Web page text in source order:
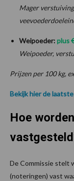
Mager
Weipoeder: plus
Weipoeder,
Prijzen per 100 kg,
Bekijk hier de
Hoe
De Commissie stelt
(noteringen) vast